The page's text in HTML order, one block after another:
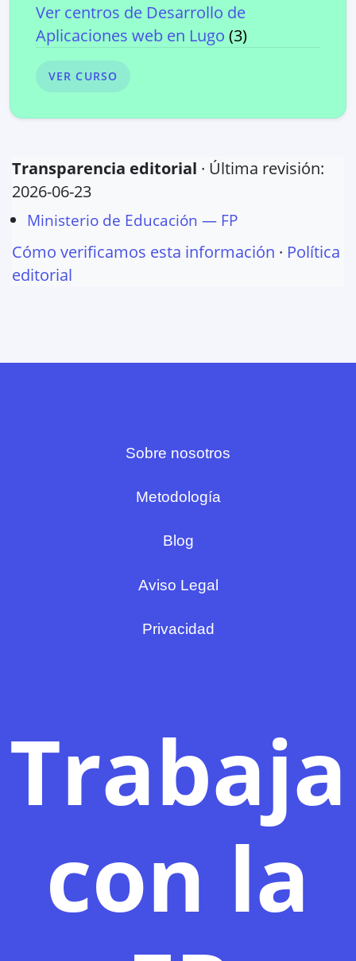
Ver centros de Desarrollo de
Aplicaciones web en Lugo (3)
VER CURSO
Transparencia editorial · Última revisión:
2026-06-23
Ministerio de Educación — FP
Cómo verificamos esta información · Política
editorial
Sobre nosotros
Metodología
Blog
Aviso Legal
Privacidad
Trabaja
con la